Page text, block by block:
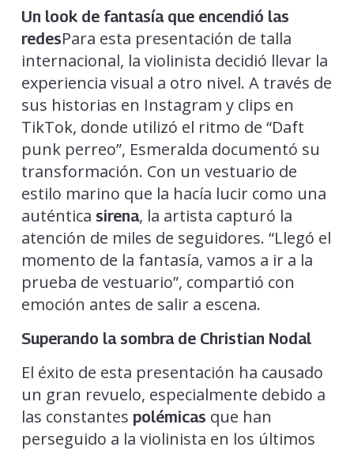
Un look de fantasía que encendió las
redesPara esta presentación de talla
internacional, la violinista decidió llevar la
experiencia visual a otro nivel. A través de
sus historias en Instagram y clips en
TikTok, donde utilizó el ritmo de “Daft
punk perreo”, Esmeralda documentó su
transformación. Con un vestuario de
estilo marino que la hacía lucir como una
auténtica sirena, la artista capturó la
atención de miles de seguidores. “Llegó el
momento de la fantasía, vamos a ir a la
prueba de vestuario”, compartió con
emoción antes de salir a escena.
Superando la sombra de Christian Nodal
El éxito de esta presentación ha causado
un gran revuelo, especialmente debido a
las constantes polémicas que han
perseguido a la violinista en los últimos